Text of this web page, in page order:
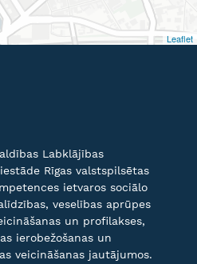
Leaflet
Labklājības
Rīgas valstspilsētas
ietvaros sociālo
veselības aprūpes
un profilakses,
ierobežošanas un
veicināšanas jautājumos.